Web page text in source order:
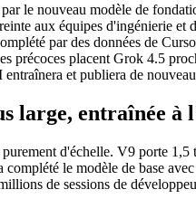
le nouveau modèle de
aux équipes d'ingénierie
par des données de
précoces placent Grok 4.5
et publiera de
large, entraînée
d'échelle. V9 porte
le modèle de base
de sessions de